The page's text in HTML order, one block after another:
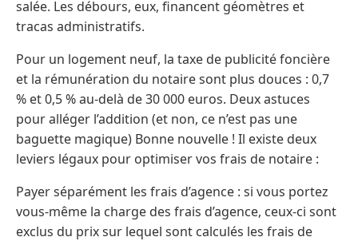
salée. Les débours, eux, financent géomètres et
tracas administratifs.
Pour un logement neuf, la taxe de publicité foncière
et la rémunération du notaire sont plus douces : 0,7
% et 0,5 % au-delà de 30 000 euros. Deux astuces
pour alléger l’addition (et non, ce n’est pas une
baguette magique) Bonne nouvelle ! Il existe deux
leviers légaux pour optimiser vos frais de notaire :
Payer séparément les frais d’agence : si vous portez
vous-même la charge des frais d’agence, ceux-ci sont
exclus du prix sur lequel sont calculés les frais de